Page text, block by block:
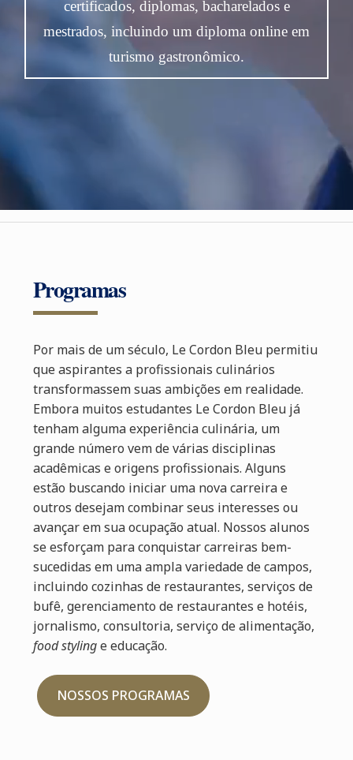
certificados, diplomas, bacharelados e
mestrados, incluindo um diploma online em
turismo gastronômico.
Programas
Por mais de um século, Le Cordon Bleu permitiu
que aspirantes a profissionais culinários
transformassem suas ambições em realidade.
Embora muitos estudantes Le Cordon Bleu já
tenham alguma experiência culinária, um
grande número vem de várias disciplinas
acadêmicas e origens profissionais. Alguns
estão buscando iniciar uma nova carreira e
outros desejam combinar seus interesses ou
avançar em sua ocupação atual. Nossos alunos
se esforçam para conquistar carreiras bem-
sucedidas em uma ampla variedade de campos,
incluindo cozinhas de restaurantes, serviços de
bufê, gerenciamento de restaurantes e hotéis,
jornalismo, consultoria, serviço de alimentação,
food stylinge educação.
NOSSOS PROGRAMAS